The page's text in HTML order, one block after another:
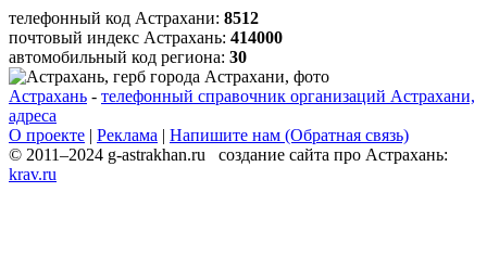
телефонный код Астрахани: 8512
почтовый индекс Астрахань: 414000
автомобильный код региона: 30
Астрахань - телефонный справочник организаций Астрахани,
адреса
О проекте | Реклама | Напишите нам (Обратная связь)
© 2011–2024 g-astrakhan.ru создание сайта про Астрахань:
krav.ru